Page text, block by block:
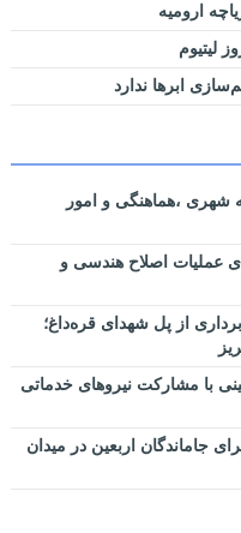
ارومیه
لیتیوم
ابرها ندارد
شهری ،هماهنگی و امور
عملیات اصلاح هندسی و
از پل شهدای قره‌داغ؛
با مشارکت نیروهای خدماتی
شهرداری منطقه ۳ تبریز برای جاماندگان اربعین در میدان